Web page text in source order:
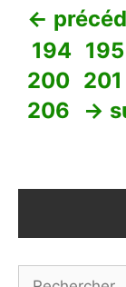
←
Page
194 Page
195
200 Page
201
206
→